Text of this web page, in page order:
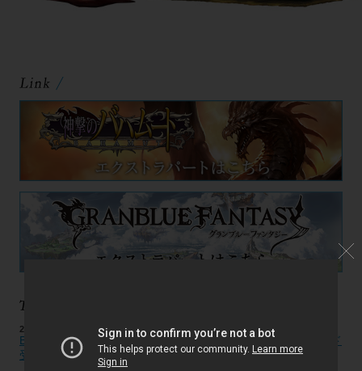
2020.12.07
Blu-ray 封入「グランブルーファンタジー」特典シリアルコード
受取期間延長につきまして